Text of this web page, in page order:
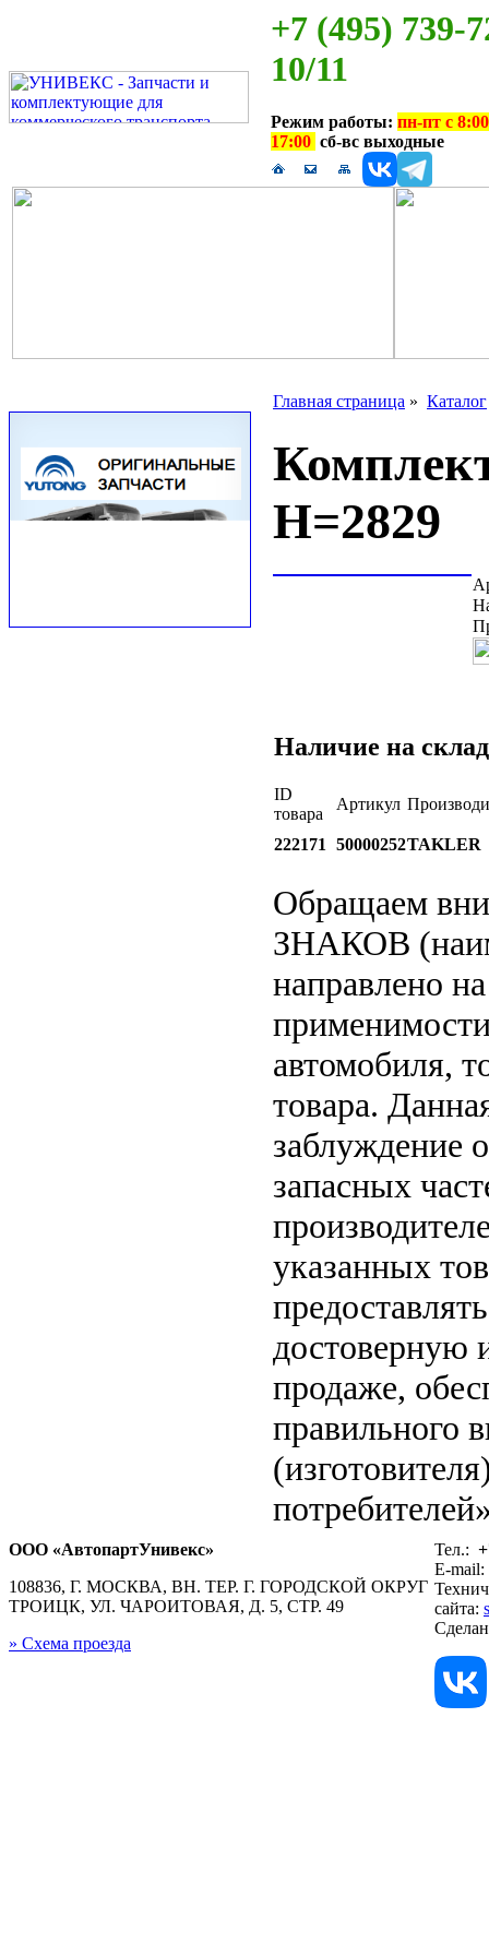
+7 (495) 739-
10/11
Режим работы: пн-пт с
17:00 сб-вс выходные
Главная страница » Каталог
H=2829
Наличие на
ID
товара
Артикул
222171 50000252TAKLER
Обращаем
ЗНАКОВ
направлено
автомобиля,
товара.
заблуждение
запасных
указанных
достоверную
продаже,
правильного
ООО «АвтопартУнивекс»
108836, Г. МОСКВА, ВН. ТЕР. Г. ГОРОДСКОЙ ОКРУГ
ТРОИЦК, УЛ. ЧАРОИТОВАЯ, Д. 5, СТР. 49
» Схема проезда
Тел.:
E-mail:
сайта: